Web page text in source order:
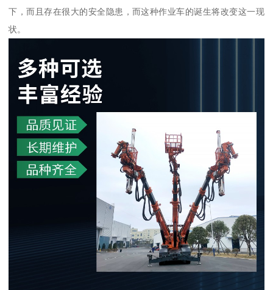
下，而且存在很大的安全隐患，而这种作业车的诞生将改变这一现
状。